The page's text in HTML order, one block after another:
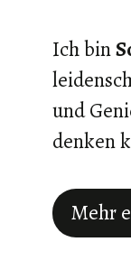
Ich bin
und
denken
Mehr